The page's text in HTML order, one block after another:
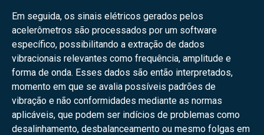
Em seguida, os sinais elétricos gerados pelos
acelerômetros são processados por um software
específico, possibilitando a extração de dados
vibracionais relevantes como frequência, amplitude e
forma de onda. Esses dados são então interpretados,
momento em que se avalia possíveis padrões de
vibração e não conformidades mediante as normas
aplicáveis, que podem ser indícios de problemas como
desalinhamento, desbalanceamento ou mesmo folgas em